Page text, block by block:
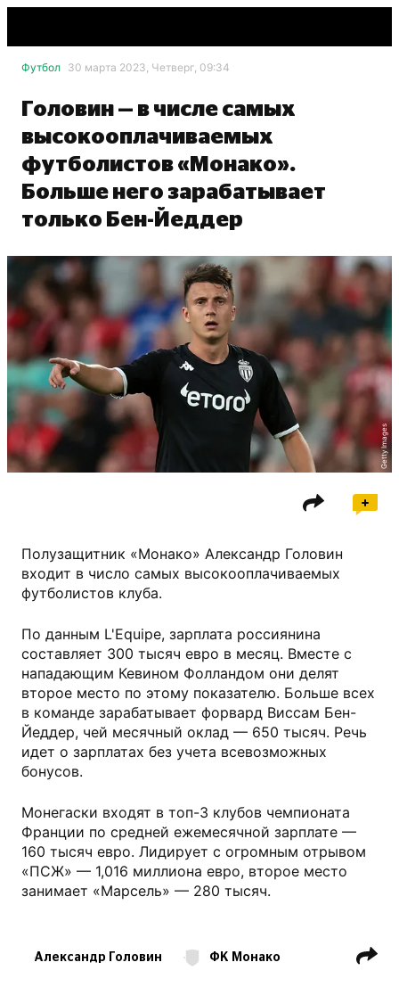
Футбол 30 марта 2023, Четверг, 09:34
Головин — в числе самых
высокооплачиваемых
футболистов «Монако».
Больше него зарабатывает
только Бен-Йеддер
Getty Images
Полузащитник «Монако» Александр Головин
входит в число самых высокооплачиваемых
футболистов клуба.
По данным L'Equipe, зарплата россиянина
составляет 300 тысяч евро в месяц. Вместе с
нападающим Кевином Фолландом они делят
второе место по этому показателю. Больше всех
в команде зарабатывает форвард Виссам Бен-
Йеддер, чей месячный оклад — 650 тысяч. Речь
идет о зарплатах без учета всевозможных
бонусов.
Монегаски входят в топ-3 клубов чемпионата
Франции по средней ежемесячной зарплате —
160 тысяч евро. Лидирует с огромным отрывом
«ПСЖ» — 1,016 миллиона евро, второе место
занимает «Марсель» — 280 тысяч.
Александр Головин ФК Монако